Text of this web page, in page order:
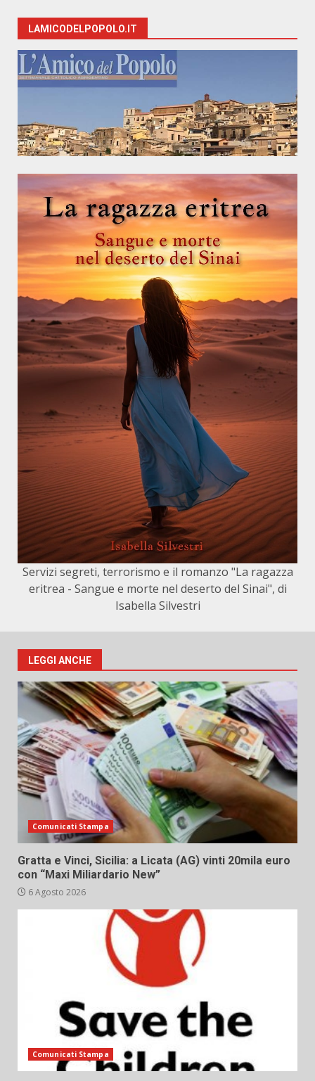
LAMICODELPOPOLO.IT
Servizi segreti, terrorismo e il romanzo "La ragazza
eritrea - Sangue e morte nel deserto del Sinai", di
Isabella Silvestri
LEGGI ANCHE
Comunicati Stampa
Gratta e Vinci, Sicilia: a Licata (AG) vinti 20mila euro
con “Maxi Miliardario New”
6 Agosto 2026
Comunicati Stampa